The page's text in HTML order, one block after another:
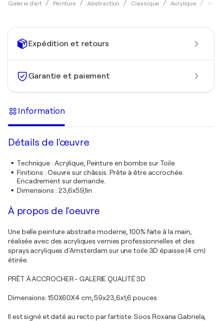
Galerie d'art Peinture Abstraction Classique Acrylique
Expédition et retours
Garantie et paiement
Information
Détails de l'œuvre
Technique: Acrylique, Peinture en bombe sur Toile
Finitions : Oeuvre sur châssis. Prête à être accrochée.
Encadrement sur demande.
Dimensions : 23,6x59,1in
À propos de l'oeuvre
Une belle peinture abstraite moderne, 100% faite à la main,
réalisée avec des acryliques vernies professionnelles et des
sprays acryliques d'Amsterdam sur une toile 3D épaisse (4 cm)
étirée.
PRÊT À ACCROCHER - GALERIE QUALITÉ 3D
Dimensions: 150X60X4 cm, 59x23,6x1,6 pouces
Il est signé et daté au recto par l'artiste: Soos Roxana Gabriela,